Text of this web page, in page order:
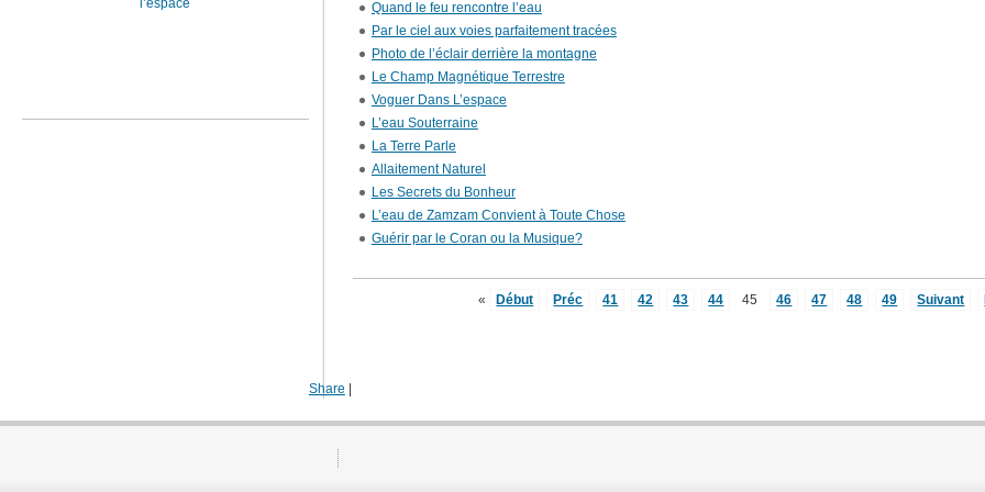
Quand le feu rencontre l’eau
Par le ciel aux voies parfaitement tracées
Photo de l’éclair derrière la montagne
Le Champ Magnétique Terrestre
Voguer Dans L’espace
L’eau Souterraine
La Terre Parle
Allaitement Naturel
Les Secrets du Bonheur
L’eau de Zamzam Convient à Toute Chose
Guérir par le Coran ou la Musique?
« Début Préc 41 42 43 44 45 46 47 48 49 Suivant
Share
l’espace